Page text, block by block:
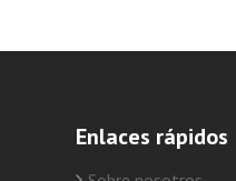
Enlaces rápidos